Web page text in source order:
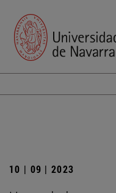
10 | 09 | 2023